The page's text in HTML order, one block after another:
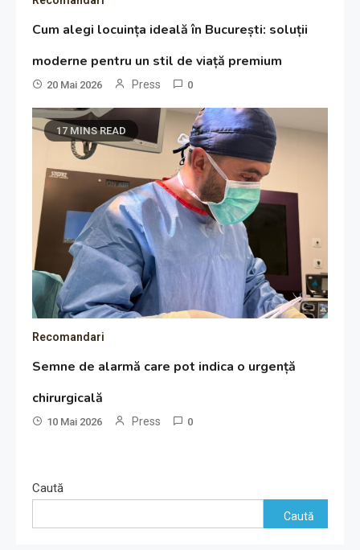
Cum alegi locuința ideală în București: soluții
moderne pentru un stil de viață premium
20 Mai 2026 Press 0
17 MINS READ
Recomandari
Semne de alarmă care pot indica o urgență
chirurgicală
10 Mai 2026 Press 0
Caută
Caută